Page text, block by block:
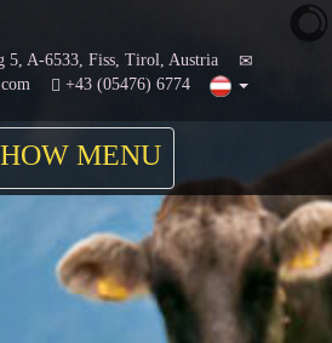
5, A-6533, Fiss, Tirol, Austria
+43 (05476) 6774
MENU